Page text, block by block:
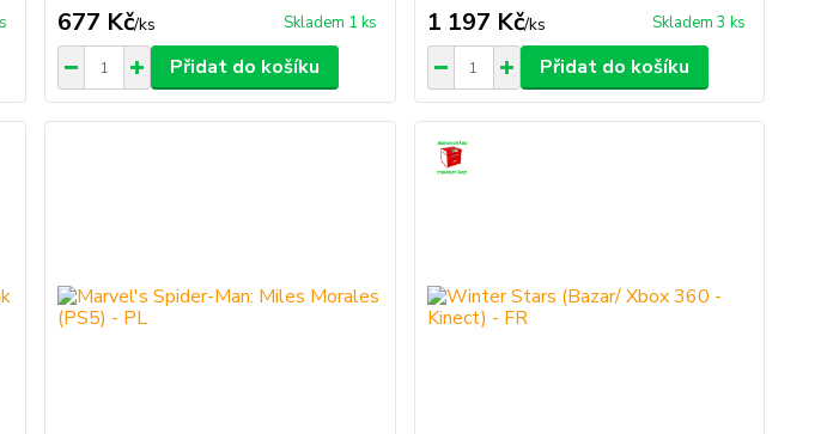
677 Kč/ks Skladem 1 ks
Přidat do košíku
1 197 Kč/ks Skladem 3 ks
Přidat do košíku